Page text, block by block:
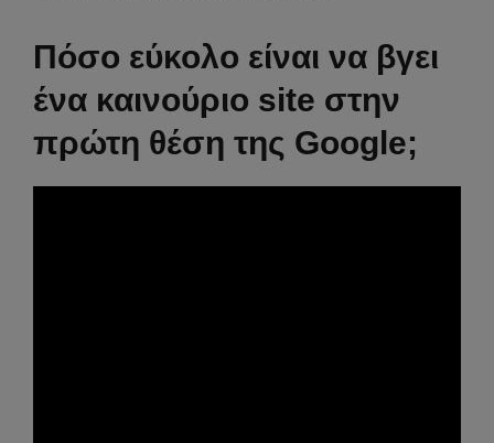
Πόσο εύκολο είναι να βγει
ένα καινούριο site στην
πρώτη θέση της Google;